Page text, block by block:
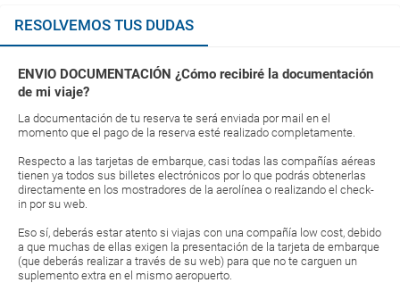
RESOLVEMOS TUS DUDAS
ENVIO DOCUMENTACIÓN ¿Cómo recibiré la documentación
de mi viaje?
La documentación de tu reserva te será enviada por mail en el
momento que el pago de la reserva esté realizado completamente.
Respecto a las tarjetas de embarque, casi todas las compañías aéreas
tienen ya todos sus billetes electrónicos por lo que podrás obtenerlas
directamente en los mostradores de la aerolínea o realizando el check-
in por su web.
Eso sí, deberás estar atento si viajas con una compañía low cost, debido
a que muchas de ellas exigen la presentación de la tarjeta de embarque
(que deberás realizar a través de su web) para que no te carguen un
suplemento extra en el mismo aeropuerto.